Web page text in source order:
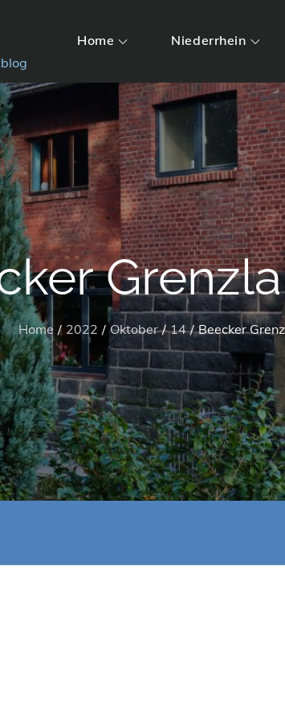
Home Niederrhein
Home 2022 Oktober 14 Beecker